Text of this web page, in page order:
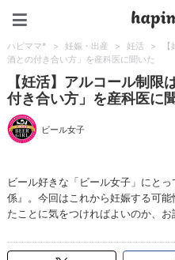
ハピママ* > 妊娠・出産 > 妊活 >
酒との付き合い方」を産科医に聞いた
【妊活】アルコール制限
付き合い方」を産科医に
ビール女子
ビール好きな「ビール女子」にと
係』。今回はこれから妊娠する可
たことに気をつければよいのか、お